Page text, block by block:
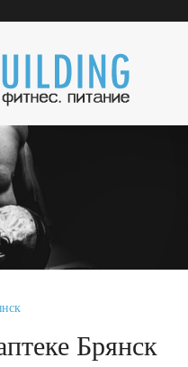
Брянск